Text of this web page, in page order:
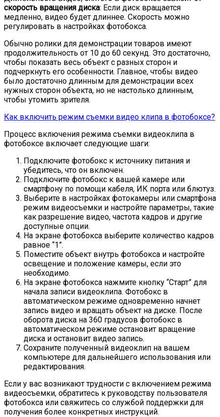
скорость вращения диска: Если диск вращается
медленно, видео будет длиннее. Скорость можно
регулировать в настройках фотобокса.
Обычно ролики для демонстрации товаров имеют
продолжительность от 10 до 60 секунд. Это достаточно,
чтобы показать весь объект с разных сторон и
подчеркнуть его особенности. Главное, чтобы видео
было достаточно длинным для демонстрации всех
нужных сторон объекта, но не настолько длинным,
чтобы утомить зрителя.
Как включить режим съемки видео клипа в фотобоксе?
Процесс включения режима съемки видеоклипа в
фотобоксе включает следующие шаги:
Подключите фотобокс к источнику питания и
убедитесь, что он включен.
Подключите фотобокс к вашей камере или
смартфону по помощи кабеля, ИК порта или блютуз.
Выберите в настройках фотокамеры или смартфона
режим видеосъемки и настройте параметры, такие
как разрешение видео, частота кадров и другие
доступные опции.
На экране фотобокса выберите количество кадров
равное “1”.
Поместите объект внутрь фотобокса и настройте
освещение и положение камеры, если это
необходимо.
На экране фотобокса нажмите кнопку “Старт” для
начала записи видеоклипа. Фотобокс в
автоматическом режиме одновременно начнет
запись видео и вращать объект на диске. После
оборота диска на 360 градусов фотобокс в
автоматическом режиме остановит вращение
диска и остановит видео запись.
Сохраните полученный видеоклип на вашем
компьютере для дальнейшего использования или
редактирования.
Если у вас возникают трудности с включением режима
видеосъемки, обратитесь к руководству пользователя
фотобокса или свяжитесь со службой поддержки для
получения более конкретных инструкций.